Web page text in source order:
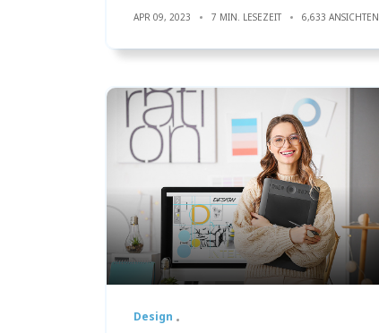
APR 09, 2023 7 MIN. LESEZEIT 6,633 ANSICHTEN
Design